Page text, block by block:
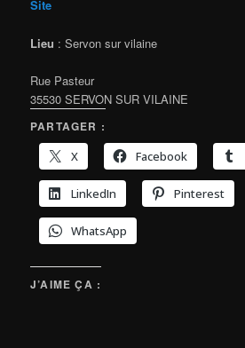
Site
Lieu : Servon sur vilaine
Rue Pasteur
35530 SERVON SUR VILAINE
PARTAGER :
X
Facebook
LinkedIn Pinterest
WhatsApp
J’AIME ÇA :